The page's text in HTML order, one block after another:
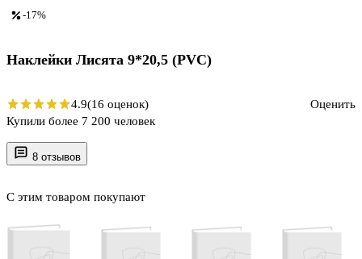
8 отзывов
С этим товаром покупают
-17%
Наклейки Лисята 9*20,5 (PVC)
4.9(16 оценок)
Оценить
Купили более 7 200 человек